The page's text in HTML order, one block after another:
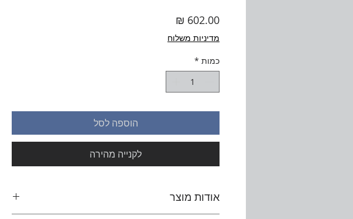
מדיניות משלוח
כמות *
הוספה לסל
לקנייה מהירה
אודות מוצר